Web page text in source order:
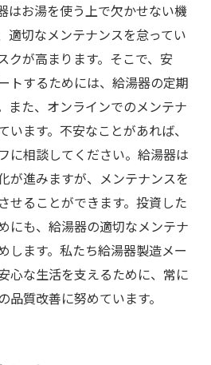
はお湯を使う上で欠かせない機
適切なメンテナンスを怠ってい
クが高まります。そこで、安
トするためには、給湯器の定期
また、オンラインでのメンテナ
います。不安なことがあれば、
に相談してください。給湯器は
が進みますが、メンテナンスを
せることができます。投資した
にも、給湯器の適切なメンテナ
します。私たち給湯器製造メー
心な生活を支えるために、常に
質改善に努めています。